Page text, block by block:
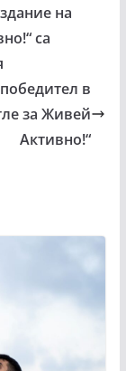
на
са
в
за Живей
Активно!“